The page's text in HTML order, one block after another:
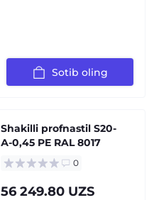
Sotib oling
Shakilli profnastil S20-
А-0,45 PE RAL 8017
0
56 249.80 UZS